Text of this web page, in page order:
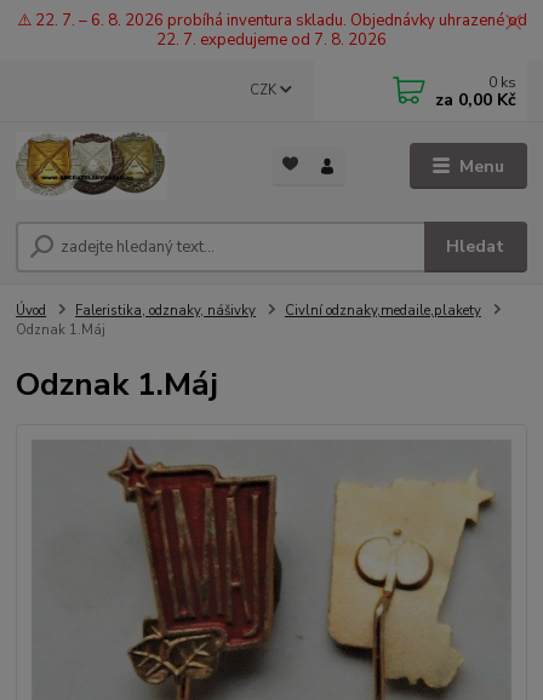
⚠️ 22. 7. – 6. 8. 2026 probíhá inventura skladu. Objednávky uhrazené od
22. 7. expedujeme od 7. 8. 2026
Menu
CZK
Hledat
0 ks
za 0,00 Kč
Úvod Faleristika, odznaky, nášivky
Civlní odznaky,medaile,plakety
Odznak 1.Máj
Odznak 1.Máj